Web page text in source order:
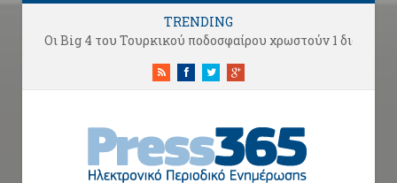
TRENDING
RSS FacebookTwitterGoogle+